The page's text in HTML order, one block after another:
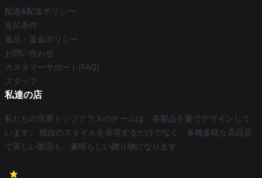
配送&配送ポリシー
支払条件
返品・返金ポリシー
お問い合わせ
カスタマーサポート(FAQ)
スタッフ
私達の店
私たちの世界トップクラスのチームは、各製品を愛でデザインして
います。 独自のスタイルを表現するだけでなく、多種多様な高品質
で美しい製品も、素晴らしい贈り物になります。